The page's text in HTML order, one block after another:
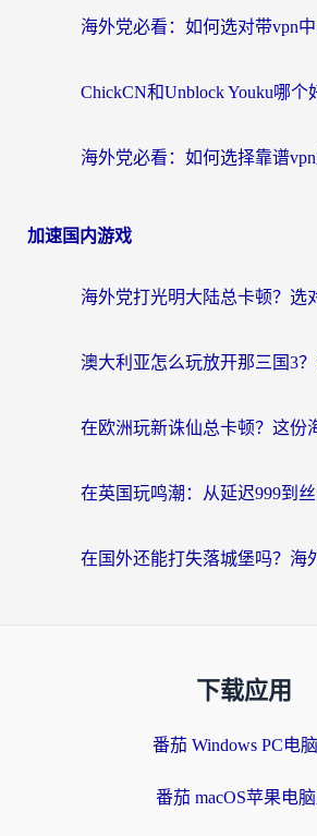
加速国内游戏
下载应用
番茄 Windows PC电
番茄 macOS苹果电